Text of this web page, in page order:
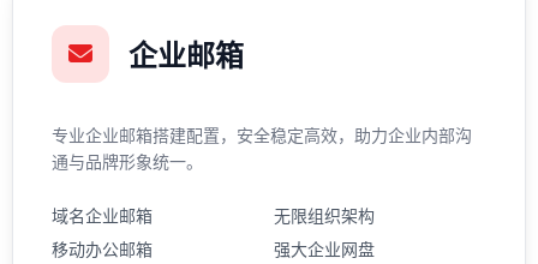
企业邮箱
专业企业邮箱搭建配置，安全稳定高效，助力企业内部沟
通与品牌形象统一。
域名企业邮箱
无限组织架构
移动办公邮箱
强大企业网盘